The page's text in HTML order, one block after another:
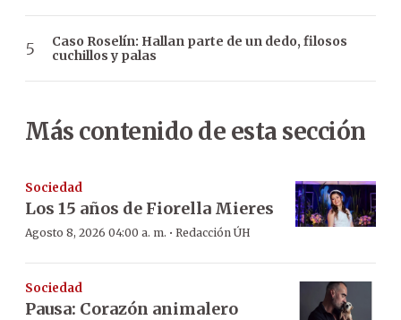
Caso Roselín: Hallan parte de un dedo, filosos
cuchillos y palas
Más contenido de esta sección
Sociedad
Los 15 años de Fiorella Mieres
Agosto 8, 2026 04:00 a. m. · Redacción ÚH
Sociedad
Pausa: Corazón animalero